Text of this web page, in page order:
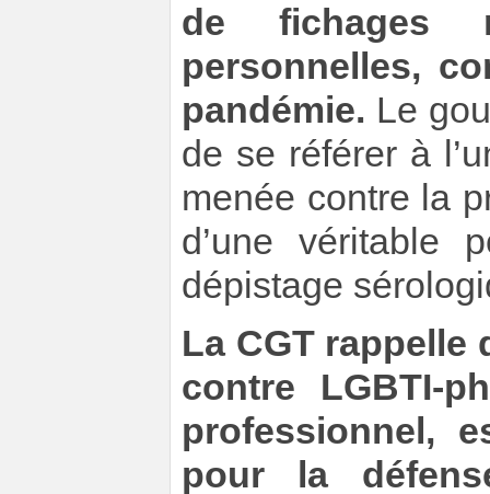
de fichages
personnelles,
pandémie. Le
de se référer à
menée contre la
d’une véritable
dépistage
La CGT rappelle
contre LGBTI-
professionnel,
pour la